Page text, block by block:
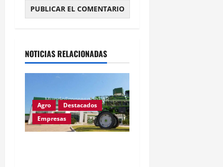
NOTICIAS RELACIONADAS
Agro
Destacados
Empresas